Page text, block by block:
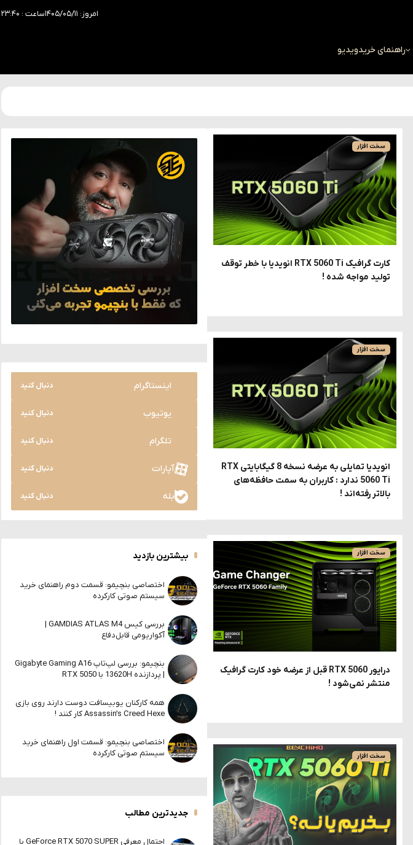
امروز: ۱۴۰۵/۰۵/۱۱ ساعت : ۲۳:۴۰
راهنمای خریدویدیو
سخت افزار
کارت گرافیک RTX 5060 Ti انویدیا با خطر توقف
تولید مواجه شده !
سخت افزار
انویدیا تمایلی به عرضه نسخه 8 گیگابایتی RTX
5060 Ti ندارد : کاربران به سمت حافظه‌های
بالاتر رفته‌اند !
سخت افزار
درایور RTX 5060 قبل از عرضه خود کارت گرافیک
منتشر نمی‌شود !
سخت افزار
اینستاگرام دنبال کنید
یوتیوب دنبال کنید
تلگرام دنبال کنید
آپارات دنبال کنید
بله دنبال کنید
بیشترین بازدید
اختصاصی بنچیمو: قسمت دوم راهنمای خرید
سیستم صوتی کارکرده
بررسی کیس GAMDIAS ATLAS M4 |
آکواریومی قابل‌دفاع
بنچیمو: بررسی لپ‌تاپ Gigabyte Gaming A16
| پردازنده 13620H با RTX 5050
همه کارکنان یوبیسافت دوست دارند روی بازی
Assassin’s Creed Hexe کار کنند !
اختصاصی بنچیمو: قسمت اول راهنمای خرید
سیستم صوتی کارکرده
جدیدترین مطالب
احتمال معرفی GeForce RTX 5070 SUPER با